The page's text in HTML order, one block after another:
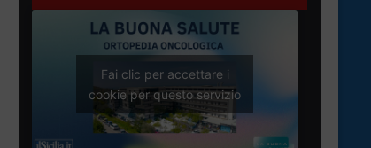
Fai clic per accettare i
cookie per questo servizio